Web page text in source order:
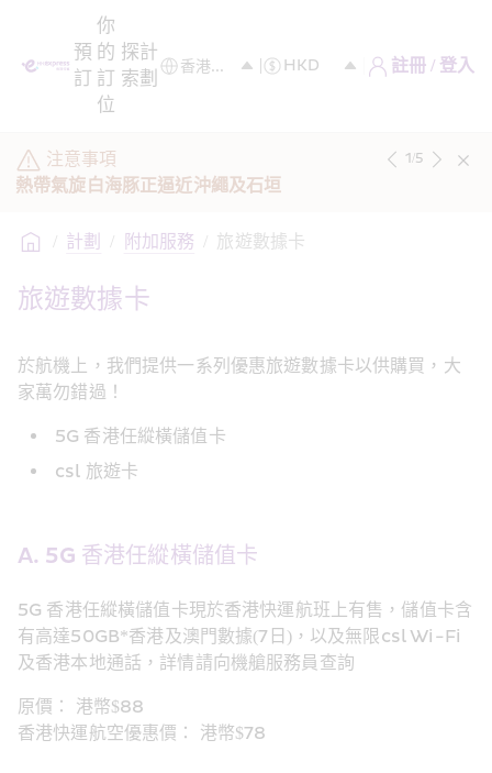
預
訂
你
的
訂
位
探
索
計
劃
註冊 / 登入
注意事項
熱帶氣旋白海豚正逼近沖繩及石垣
1/5
/ 計劃 / 附加服務 / 旅遊數據卡
旅遊數據卡
於航機上，我們提供一系列優惠旅遊數據卡以供購買，大
家萬勿錯過！
5G 香港任縱橫儲值卡
csl 旅遊卡
A. 5G 香港任縱橫儲值卡
5G 香港任縱橫儲值卡現於香港快運航班上有售，儲值卡含
有高達50GB*香港及澳門數據(7日)，以及無限csl Wi-Fi
及香港本地通話，詳情請向機艙服務員查詢
原價： 港幣$88
香港快運航空優惠價： 港幣$78